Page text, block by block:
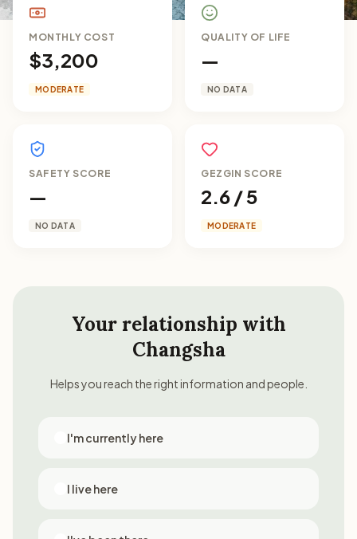
MONTHLY COST
$3,200
MODERATE
QUALITY OF LIFE
—
NO DATA
SAFETY SCORE
—
NO DATA
GEZGIN SCORE
2.6 / 5
MODERATE
Your relationship with
Changsha
Helps you reach the right information and people.
I'm currently here
I live here